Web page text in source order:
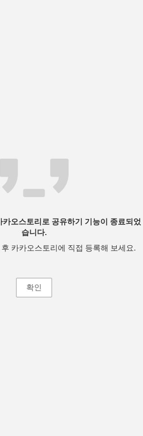
오스토리로 공유하기 기능이 종료되었
습니다.
카카오스토리에 직접 등록해 보세요.
확인